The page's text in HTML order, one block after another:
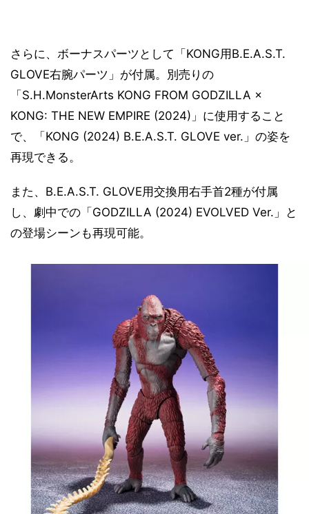
さらに、ボーナスパーツとして「KONG用B.E.A.S.T.
GLOVE右腕パーツ」が付属。別売りの
「S.H.MonsterArts KONG FROM GODZILLA ×
KONG: THE NEW EMPIRE (2024)」に使用すること
で、「KONG (2024) B.E.A.S.T. GLOVE ver.」の姿を
再現できる。
また、B.E.A.S.T. GLOVE用交換用右手首2種が付属
し、劇中での「GODZILLA (2024) EVOLVED Ver.」と
の登場シーンも再現可能。